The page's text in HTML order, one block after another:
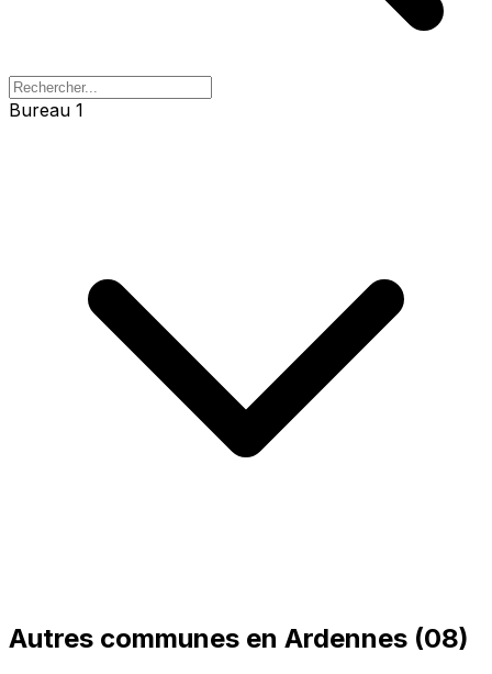
Bureau 1
Autres communes en Ardennes (08)